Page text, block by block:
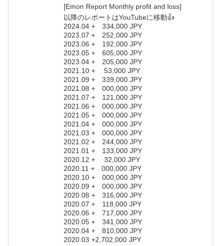
[Emon Report Monthly profit and loss]
以降のレポートはYouTubeに移動👍
2024.04 + 334,000 JPY
2023.07 + 252,000 JPY
2023.06 + 192,000 JPY
2023.05 + 605,000 JPY
2023.04 + 205,000 JPY
2021.10 + 53,000 JPY
2021.09 + 339,000 JPY
2021.08 + 000,000 JPY
2021.07 + 121,000 JPY
2021.06 + 000,000 JPY
2021.05 + 000,000 JPY
2021.04 + 000,000 JPY
2021.03 + 000,000 JPY
2021.02 + 244,000 JPY
2021.01 + 133,000 JPY
2020.12 + 32,000 JPY
2020.11 + 000,000 JPY
2020.10 + 000,000 JPY
2020.09 + 000,000 JPY
2020.08 + 316,000 JPY
2020.07 + 118,000 JPY
2020.06 + 717,000 JPY
2020.05 + 341,000 JPY
2020.04 + 810,000 JPY
2020.03 +2,702,000 JPY